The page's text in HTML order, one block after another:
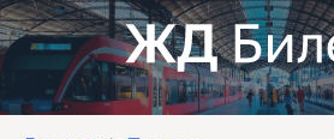
Перейти
к
контенту